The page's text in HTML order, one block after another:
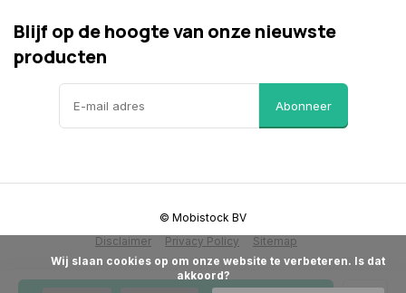
Blijf op de hoogte van onze nieuwste
producten
Abonneer
Disclaimer Privacy Policy Sitemap
© Mobistock BV
akkoord?